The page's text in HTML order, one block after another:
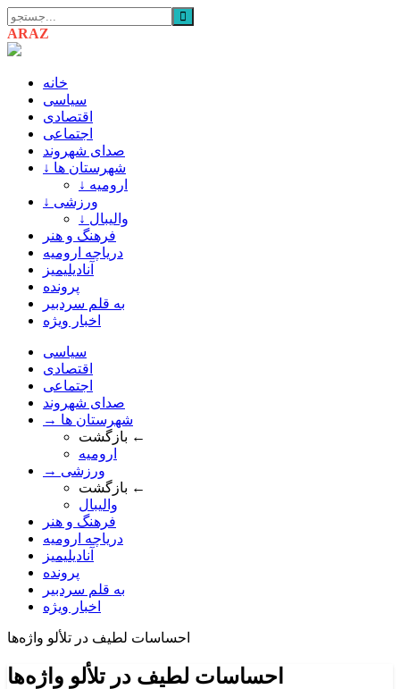
ARAZ
خانه
سیاسی
اقتصادی
اجتماعی
صدای شهروند
↓ شهرستان ها
↓ ارومیه
↓ ورزشی
↓ والیبال
فرهنگ و هنر
دریاچه ارومیه
آنادیلیمیز
پرونده
به قلم سردبیر
اخبار ویژه
سیاسی
اقتصادی
اجتماعی
صدای شهروند
→ شهرستان ها
بازگشت ←
ارومیه
→ ورزشی
بازگشت ←
والیبال
فرهنگ و هنر
دریاچه ارومیه
آنادیلیمیز
پرونده
به قلم سردبیر
اخبار ویژه
احساسات لطيف در تلألو واژه‌ها
احساسات لطيف در تلألو واژه‌ها